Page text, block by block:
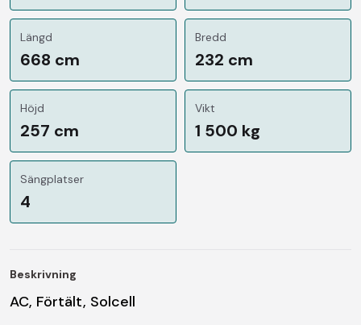
Längd
668 cm
Bredd
232 cm
Höjd
257 cm
Vikt
1 500 kg
Sängplatser
4
Beskrivning
AC, Förtält, Solcell